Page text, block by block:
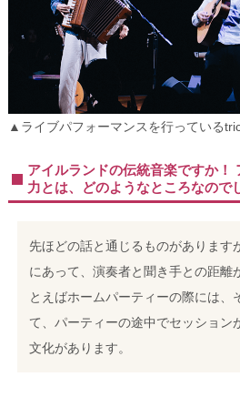
▲ライブパフォーマンスを行っている
アイルランドの伝統音楽ですか！
力とは、どのようなところなので
先ほどの話と通じるものがあります
にあって、演奏者と聞き手との距離
とえばホームパーティーの際には、
て、パーティーの途中でセッション
文化があります。